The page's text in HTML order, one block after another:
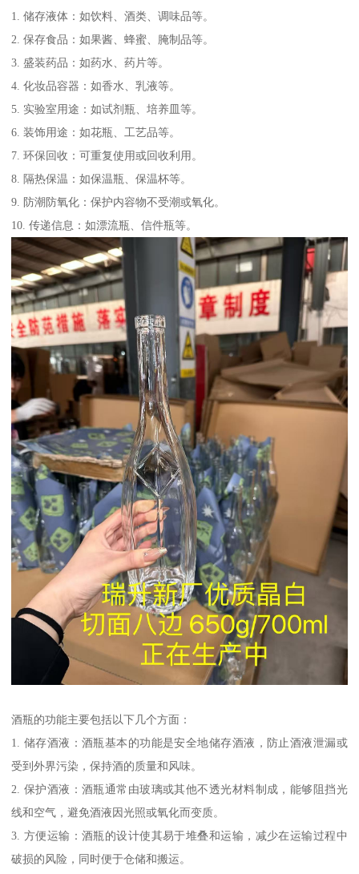
1. 储存液体：如饮料、酒类、调味品等。
2. 保存食品：如果酱、蜂蜜、腌制品等。
3. 盛装药品：如药水、药片等。
4. 化妆品容器：如香水、乳液等。
5. 实验室用途：如试剂瓶、培养皿等。
6. 装饰用途：如花瓶、工艺品等。
7. 环保回收：可重复使用或回收利用。
8. 隔热保温：如保温瓶、保温杯等。
9. 防潮防氧化：保护内容物不受潮或氧化。
10. 传递信息：如漂流瓶、信件瓶等。
酒瓶的功能主要包括以下几个方面：
1. 储存酒液：酒瓶基本的功能是安全地储存酒液，防止酒液泄漏或
受到外界污染，保持酒的质量和风味。
2. 保护酒液：酒瓶通常由玻璃或其他不透光材料制成，能够阻挡光
线和空气，避免酒液因光照或氧化而变质。
3. 方便运输：酒瓶的设计使其易于堆叠和运输，减少在运输过程中
破损的风险，同时便于仓储和搬运。